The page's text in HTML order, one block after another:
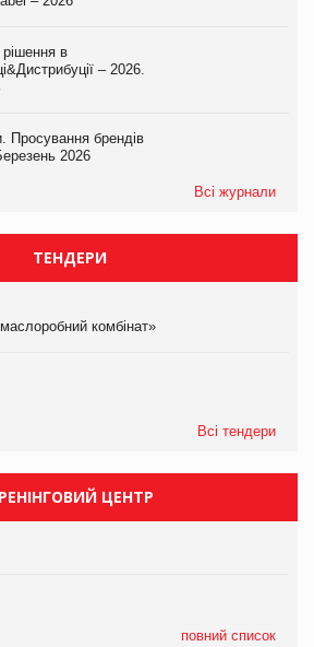
рішення в
– 2026.
Просування брендів
2026
Всі журнали
ТЕНДЕРИ
комбінат»
Всі тендери
ЦЕНТР
повний список